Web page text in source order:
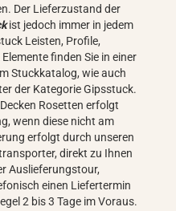
Der Lieferzustand der
ist jedoch immer in jedem
Leisten, Profile,
finden Sie in einer
Stuckkatalog, wie auch
der Kategorie Gipsstuck.
Rosetten erfolgt
wenn diese nicht am
erfolgt durch unseren
direkt zu Ihnen
Auslieferungstour,
einen Liefertermin
2 bis 3 Tage im Voraus.